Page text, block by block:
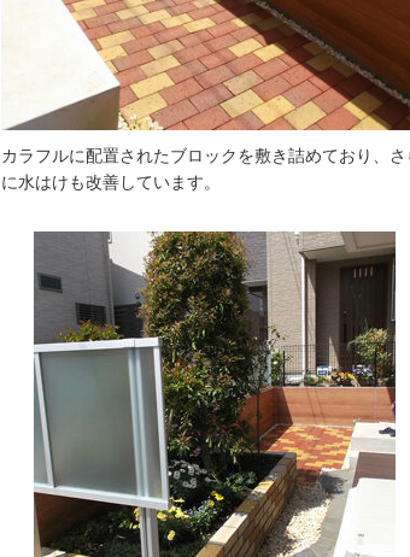
カラフルに配置されたブロックを敷き詰めており、さ
に水はけも改善しています。